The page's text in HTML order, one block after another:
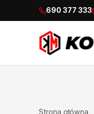
690 377 333
Strona główna ·